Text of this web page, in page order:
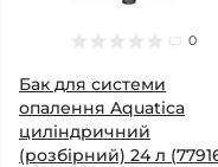
0
Бак для системи
опалення Aquatica
циліндричний
(розбірний) 24 л